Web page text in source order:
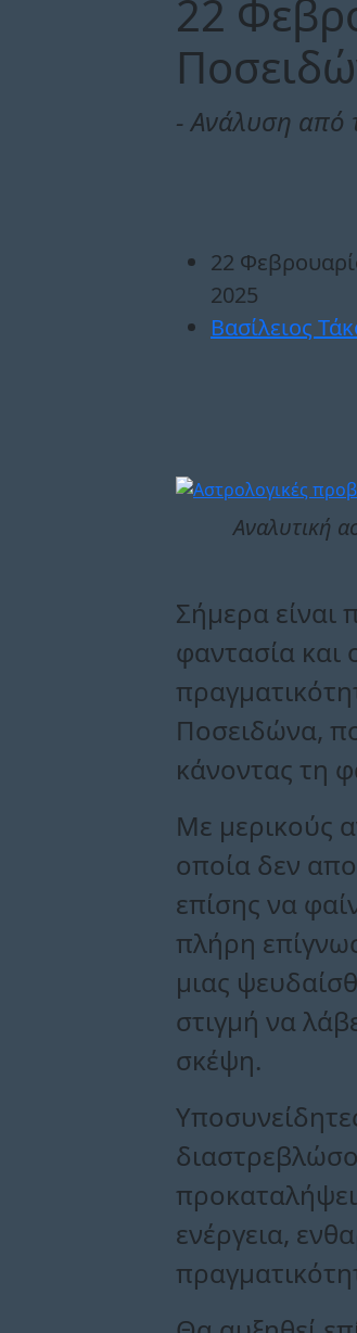
22
- Aνάλυση από
22
2025
Βασίλειος
Αναλυτική
Σήμερα είναι
φαντασία και
Ποσειδώνα,
κάνοντας τη
Με μερικούς
οποία δεν
επίσης να
πλήρη
μιας
στιγμή να
σκέψη.
ενέργεια,